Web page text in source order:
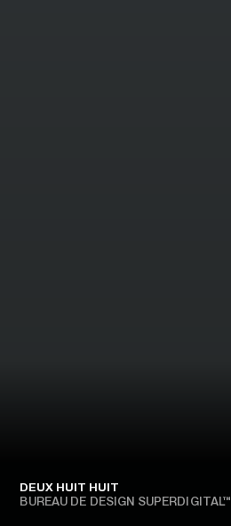
DEUX HUIT HUIT
BUREAU DE DESIGN SUPERDIGITAL™